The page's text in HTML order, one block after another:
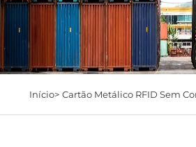
Início> Cartão Metálico RFID Sem